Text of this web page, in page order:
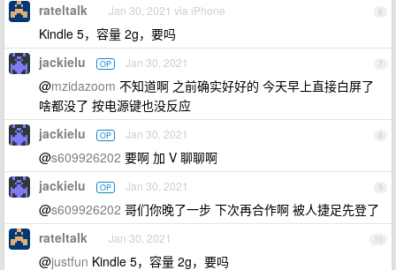
6
rateltalk Jan 30, 2021 via iPhone
Kindle 5，容量 2g，要吗
7
jackielu OP Jan 30, 2021
@mzidazoom 不知道啊 之前确实好好的 今天早上直接白屏了
啥都没了 按电源键也没反应
8
jackielu OP Jan 30, 2021
@s609926202 要啊 加 V 聊聊啊
9
jackielu OP Jan 30, 2021
@s609926202 哥们你晚了一步 下次再合作啊 被人捷足先登了
10
rateltalk Jan 30, 2021
@justfun Kindle 5，容量 2g，要吗